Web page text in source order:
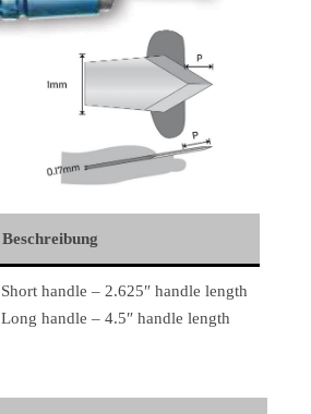
Beschreibung
Short handle – 2.625″ handle length
Long handle – 4.5″ handle length